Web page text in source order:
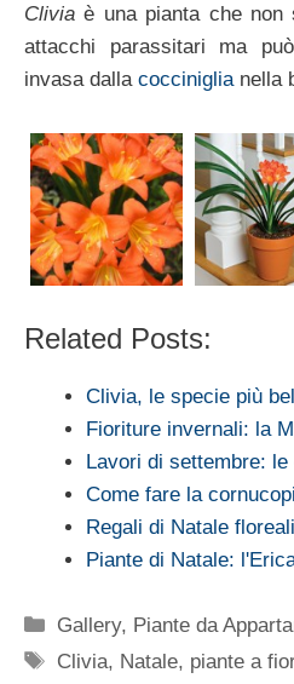
Clivia è una pianta che non
attacchi parassitari ma
invasa dalla cocciniglianella
Related Posts:
Clivia, le specie più
Fioriture invernali: la
Lavori di settembre:
Come fare la
Regali di Natale
Piante di Natale:
Categorie
Gallery, Piante da
Tag
Clivia, Natale, piante a